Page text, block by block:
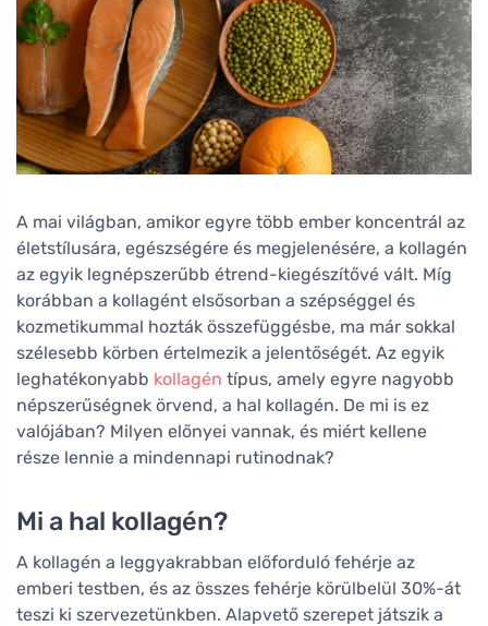
A mai világban, amikor egyre több ember koncentrál az
életstílusára, egészségére és megjelenésére, a kollagén
az egyik legnépszerűbb étrend-kiegészítővé vált. Míg
korábban a kollagént elsősorban a szépséggel és
kozmetikummal hozták összefüggésbe, ma már sokkal
szélesebb körben értelmezik a jelentőségét. Az egyik
leghatékonyabb kollagén típus, amely egyre nagyobb
népszerűségnek örvend, a hal kollagén. De mi is ez
valójában? Milyen előnyei vannak, és miért kellene
része lennie a mindennapi rutinodnak?
Mi a hal kollagén?
A kollagén a leggyakrabban előforduló fehérje az
emberi testben, és az összes fehérje körülbelül 30%-át
teszi ki szervezetünkben. Alapvető szerepet játszik a